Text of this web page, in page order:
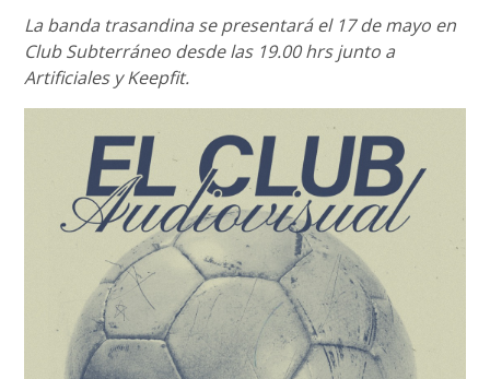
La banda trasandina se presentará el 17 de mayo en
Club Subterráneo desde las 19.00 hrs junto a
Artificiales y Keepfit.